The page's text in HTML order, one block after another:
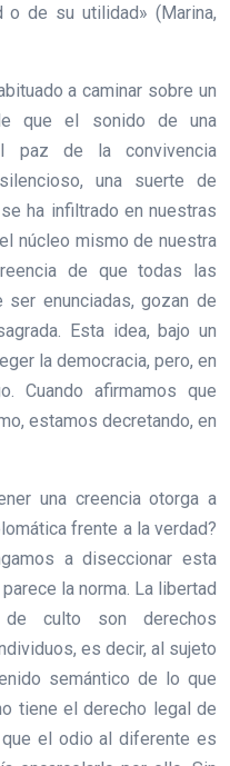
de su utilidad» (Marina,
a caminar sobre un
que el sonido de una
paz de la convivencia
una suerte de
ha infiltrado en nuestras
núcleo mismo de nuestra
de que todas las
enunciadas, gozan de
Esta idea, bajo un
la democracia, pero, en
Cuando afirmamos que
estamos decretando, en
una creencia otorga a
frente a la verdad?
a diseccionar esta
la norma. La libertad
culto son derechos
es decir, al sujeto
semántico de lo que
tiene el derecho legal de
el odio al diferente es